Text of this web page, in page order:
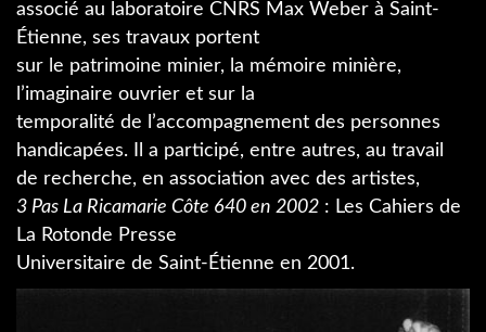
associé au laboratoire CNRS Max Weber à Saint-
Étienne, ses travaux portent
sur le patrimoine minier, la mémoire minière,
l’imaginaire ouvrier et sur la
temporalité de l’accompagnement des personnes
handicapées. Il a participé, entre autres, au travail
de recherche, en association avec des artistes,
3 Pas La Ricamarie Côte 640 en 2002 : Les Cahiers de
La Rotonde Presse
Universitaire de Saint-Étienne en 2001.